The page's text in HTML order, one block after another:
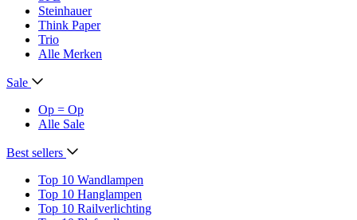
Steinhauer
Think Paper
Trio
Alle Merken
Sale
Op = Op
Alle Sale
Best sellers
Top 10 Wandlampen
Top 10 Hanglampen
Top 10 Railverlichting